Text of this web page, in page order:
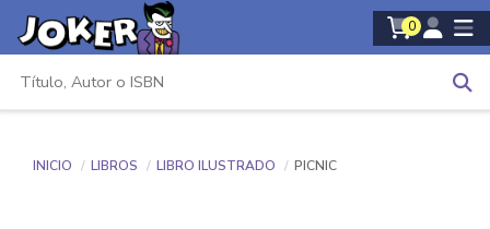
0
INICIO LIBROS LIBRO ILUSTRADO PICNIC